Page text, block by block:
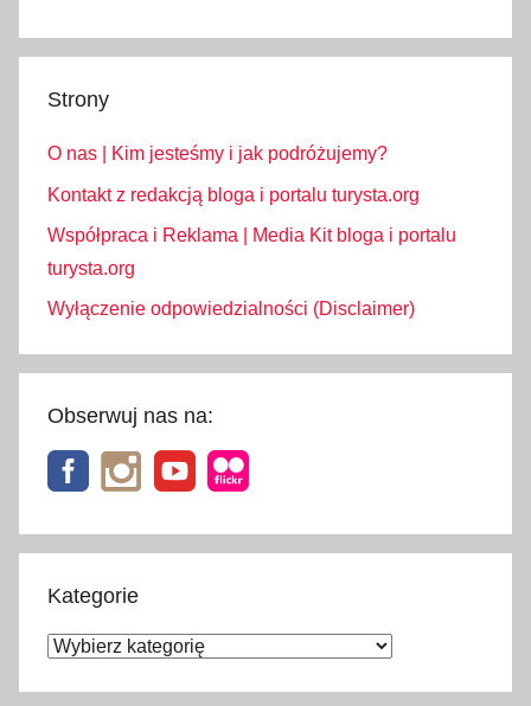
Strony
O nas | Kim jesteśmy i jak podróżujemy?
Kontakt z redakcją bloga i portalu turysta.org
Współpraca i Reklama | Media Kit bloga i portalu
turysta.org
Wyłączenie odpowiedzialności (Disclaimer)
Obserwuj nas na:
Kategorie
Kategorie